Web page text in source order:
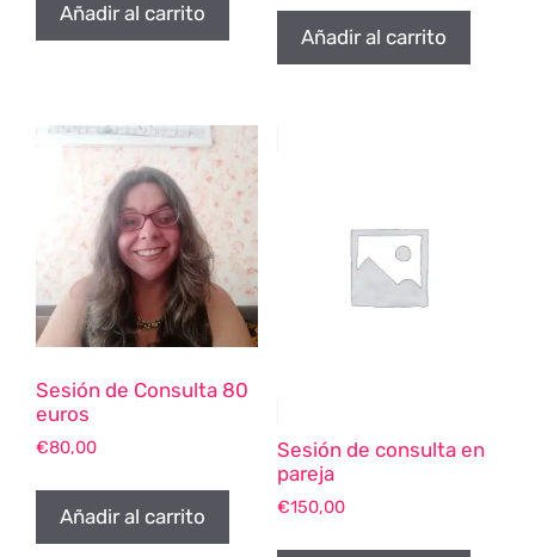
Añadir al carrito
Añadir al carrito
Sesión de Consulta 80
euros
€80,00
Añadir al carrito
Sesión de consulta en
pareja
€150,00